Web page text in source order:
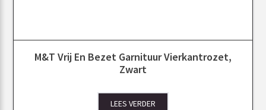
M&T Vrij En Bezet Garnituur Vierkantrozet,
Zwart
LEES VERDER